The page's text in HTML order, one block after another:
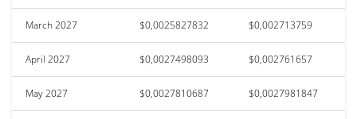
March 2027 $0,0025827832 $0,002713759
April 2027 $0,0027498093 $0,002761657
May 2027 $0,0027810687 $0,0027981847